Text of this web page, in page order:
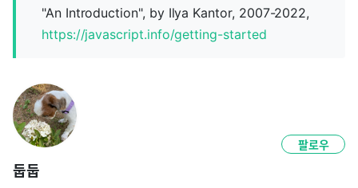
"An Introduction", by Ilya Kantor, 2007-2022,
https://javascript.info/getting-started
둡둡
팔로우